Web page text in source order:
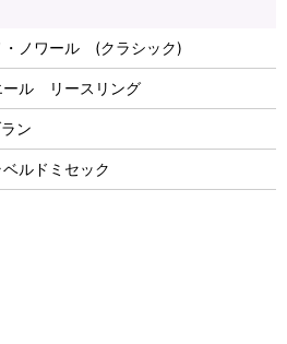
ノワール (クラシック)
ール リースリング
ン
ルドミセック